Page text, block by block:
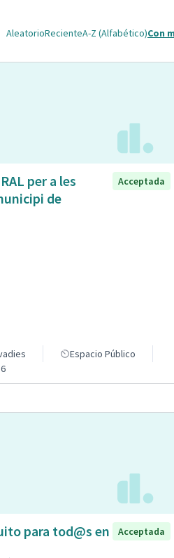
AleatorioRecienteA-Z (Alfabético)Con
per a les
de
Acceptada
Espacio Público
para tod@s en
Acceptada